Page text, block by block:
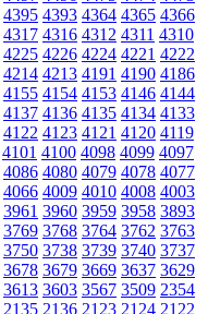
4395 4393 4364 4365 4366
4317 4316 4312 4311 4310
4225 4226 4224 4221 4222
4214 4213 4191 4190 4186
4155 4154 4153 4146 4144
4137 4136 4135 4134 4133
4122 4123 4121 4120 4119
4101 4100 4098 4099 4097
4086 4080 4079 4078 4077
4066 4009 4010 4008 4003
3961 3960 3959 3958 3893
3769 3768 3764 3762 3763
3750 3738 3739 3740 3737
3678 3679 3669 3637 3629
3613 3603 3567 3509 2354
2135 2136 2123 2124 2122